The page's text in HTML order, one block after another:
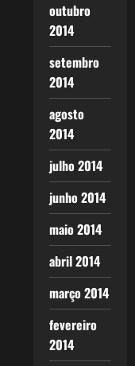
outubro
2014
setembro
2014
agosto
2014
julho 2014
junho 2014
maio 2014
abril 2014
março 2014
fevereiro
2014